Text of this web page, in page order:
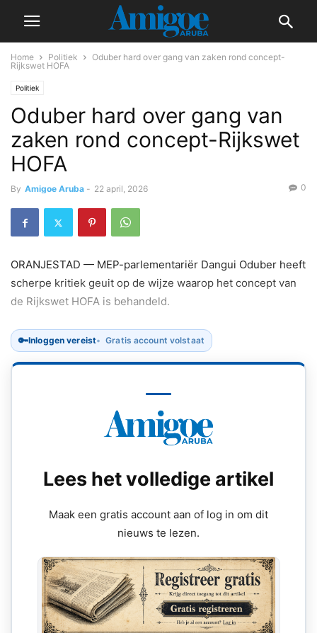
Home Politiek
Oduber hard over gang van zaken rond concept-
Rijkswet HOFA
Politiek
Oduber hard over gang van
zaken rond concept-Rijkswet
HOFA
By Amigoe Aruba - 22 april, 2026 0
ORANJESTAD — MEP-parlementariër Dangui Oduber heeft
scherpe kritiek geuit op de wijze waarop het concept van
de Rijkswet HOFA is behandeld.
🔑Inloggen vereist Gratis account volstaat
Lees het volledige artikel
Maak een gratis account aan of log in om dit
nieuws te lezen.